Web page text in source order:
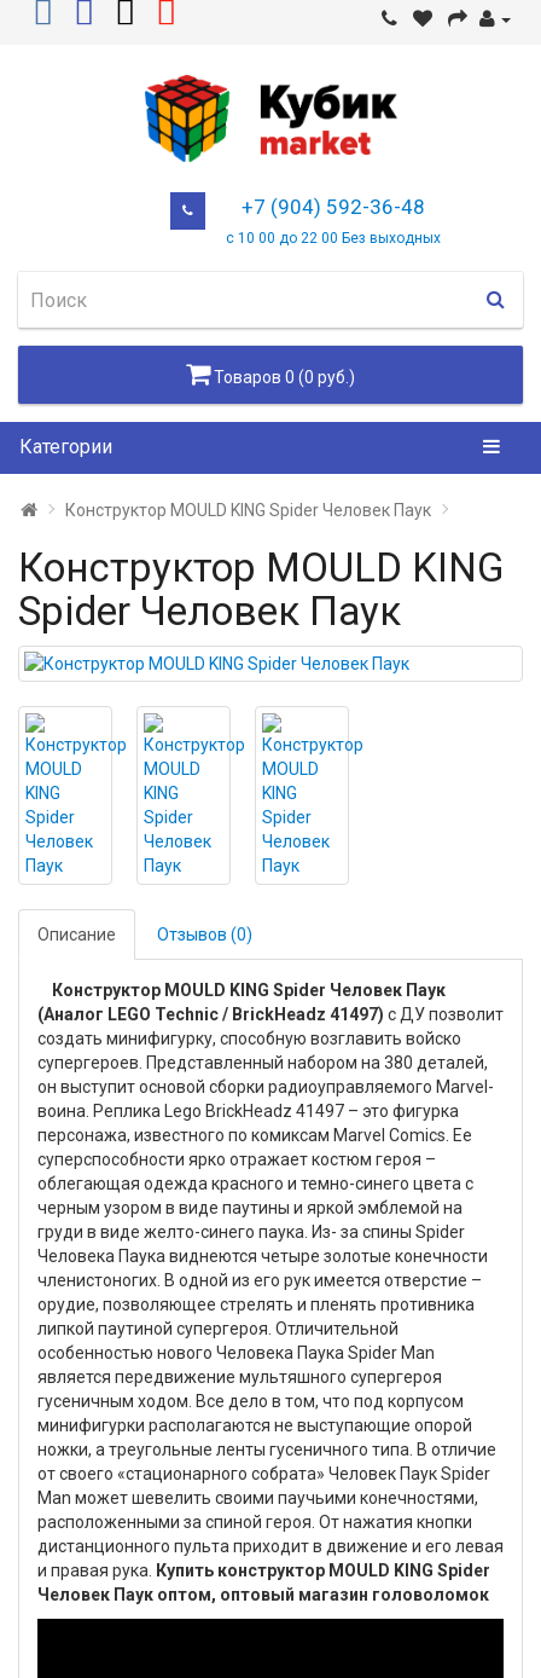
+7 (904) 592-36-48
с 10 00 до 22 00 Без выходных
Товаров 0 (0 руб.)
Категории
Конструктор MOULD KING Spider Человек Паук
Конструктор MOULD KING
Spider Человек Паук
Описание Отзывов (0)
Конструктор MOULD KING Spider Человек Паук
(Аналог LEGO Technic / BrickHeadz 41497) с ДУ позволит
создать минифигурку, способную возглавить войско
супергероев. Представленный набором на 380 деталей,
он выступит основой сборки радиоуправляемого Marvel-
воина. Реплика Lego BrickHeadz 41497 – это фигурка
персонажа, известного по комиксам Marvel Comics. Ее
суперспособности ярко отражает костюм героя –
облегающая одежда красного и темно-синего цвета с
черным узором в виде паутины и яркой эмблемой на
груди в виде желто-синего паука. Из- за спины Spider
Человека Паука виднеются четыре золотые конечности
членистоногих. В одной из его рук имеется отверстие –
орудие, позволяющее стрелять и пленять противника
липкой паутиной супергероя. Отличительной
особенностью нового Человека Паука Spider Man
является передвижение мультяшного супергероя
гусеничным ходом. Все дело в том, что под корпусом
минифигурки располагаются не выступающие опорой
ножки, а треугольные ленты гусеничного типа. В отличие
от своего «стационарного собрата» Человек Паук Spider
Man может шевелить своими паучьими конечностями,
расположенными за спиной героя. От нажатия кнопки
дистанционного пульта приходит в движение и его левая
и правая рука.
Купить конструктор MOULD KING Spider
Человек Паук оптом, оптовый магазин головоломок